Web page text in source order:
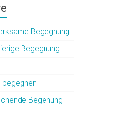
Begegnung
Begegnung
begegnen
Begenung